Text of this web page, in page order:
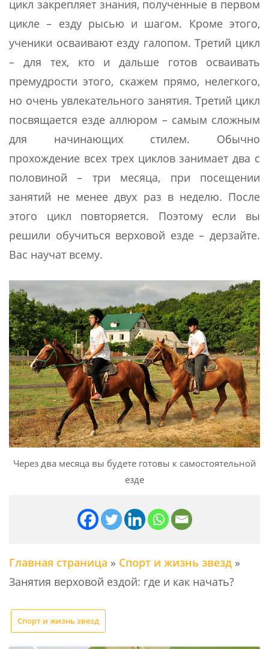
цикл закрепляет знания, полученные в первом
цикле – езду рысью и шагом. Кроме этого,
ученики осваивают езду галопом. Третий цикл
– для тех, кто и дальше готов осваивать
премудрости этого, скажем прямо, нелегкого,
но очень увлекательного занятия. Третий цикл
посвящается езде аллюром – самым сложным
для начинающих стилем. Обычно
прохождение всех трех циклов занимает два с
половиной – три месяца, при посещении
занятий не менее двух раз в неделю. После
этого цикл повторяется. Поэтому если вы
решили обучиться верховой езде – дерзайте.
Вас научат всему.
Через два месяца вы будете готовы к самостоятельной
езде
Главная страница » Спорт и жизнь звезд »
Занятия верховой ездой: где и как начать?
Спорт и жизнь звезд